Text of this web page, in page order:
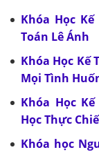
Khóa Học
Toán Lê Ánh
Khóa Học Kế
Mọi Tình
Khóa Học
Học Thực
Khóa học